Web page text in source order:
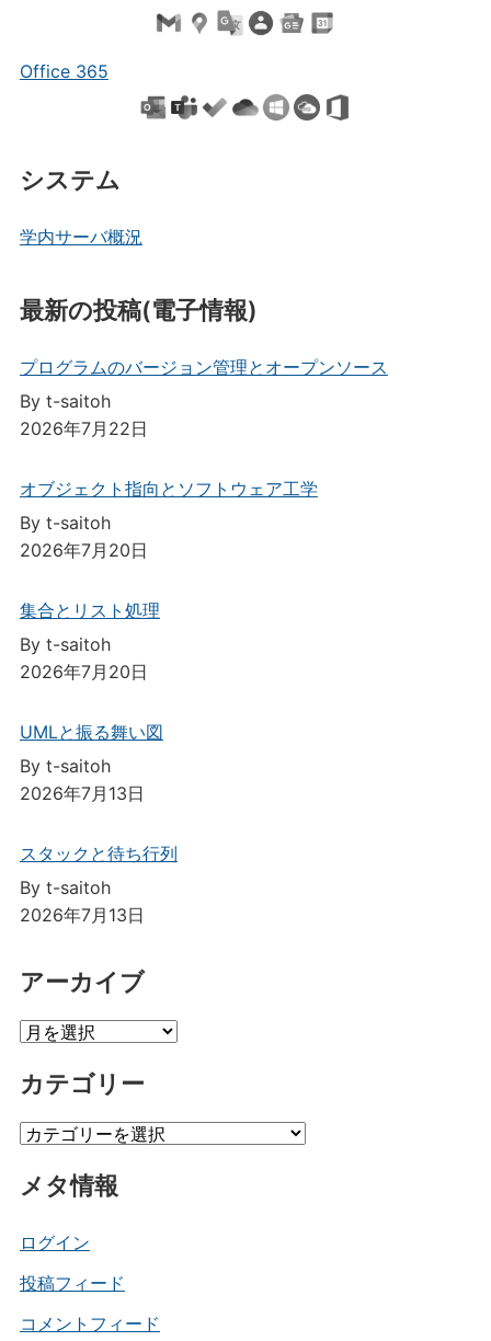
Office 365
システム
学内サーバ概況
最新の投稿(電子情報)
プログラムのバージョン管理とオープンソース
By t-saitoh
2026年7月22日
オブジェクト指向とソフトウェア工学
By t-saitoh
2026年7月20日
集合とリスト処理
By t-saitoh
2026年7月20日
UMLと振る舞い図
By t-saitoh
2026年7月13日
スタックと待ち行列
By t-saitoh
2026年7月13日
アーカイブ
ア
カ
ブ
カテゴリー
カ
ゴ
ー
メタ情報
ログイン
投稿フィード
コメントフィード